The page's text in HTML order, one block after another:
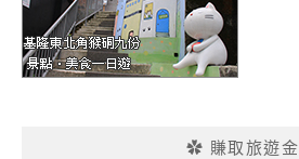
✿ 賺取旅遊金